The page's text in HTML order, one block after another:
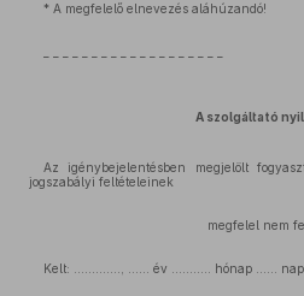
* A megfelelő elnevezés aláhúzandó!
A szolgáltató
Az igénybejelentésben megjelölt
jogszabályi feltételeinek
megfelel nem
Kelt: ............., ...... év ........... hónap ...... nap